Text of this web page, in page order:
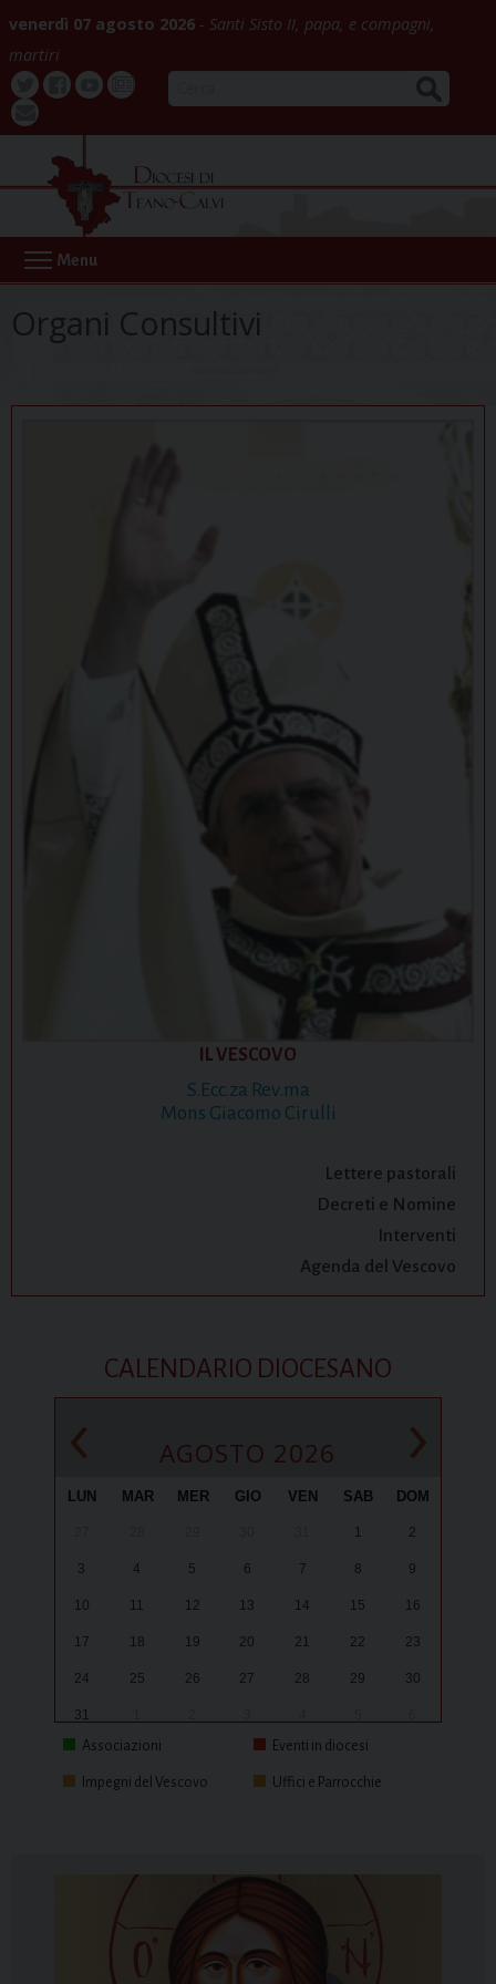
content
venerdì 07 agosto 2026
Santi Sisto II, papa, e compagni,
martiri
Twitter
Buona
webmail
Menu
Organi Consultivi
IL VESCOVO
S.Ecc.za Rev.ma
Mons Giacomo Cirulli
Lettere pastorali
Decreti e Nomine
Interventi
Agenda del Vescovo
CALENDARIO DIOCESANO
‹ AGOSTO 2026 ›
LUN MAR MER GIO VEN SAB DOM
1 2
3 4 5 6 7 8 9
10 11 12 13 14 15 16
17 18 19 20 21 22 23
24 25 26 27 28 29 30
31
Associazioni
Eventi in diocesi
Impegni del Vescovo Uffici e Parrocchie